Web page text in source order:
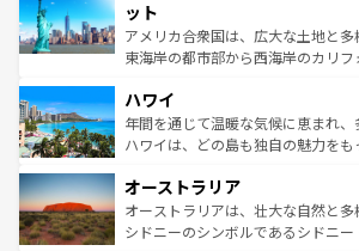
博物館もあり、アルプス観光だけで
ことができる。国民の所得が高いた
者向けの交通パス提供のサービス
着のスイス情報は
ット
アメリカ合衆国は、広大な土地と多
東海岸の都市部から西海岸のカリ
のような巨大都市は、観光、ショッ
ンメントが詰まった刺激的なスポ
西部には大自然が広がり、グラン
部のニューオーリンズでは、音楽と
文化が魅力。旅行者はアメリカの各
しみながら、その多様性と豊かな
ハワイ
年間を通じて温暖な気候に恵まれ
ハワイは、どの島も独自の魅力を
ワイ島は見逃せない。また、定番の
島だが、静かな自然を求めるならマ
おすすめ。エメラルドグリーンに
オーストラリア
オーストラリアは、壮大な自然と多
シドニーのシンボルであるシドニ